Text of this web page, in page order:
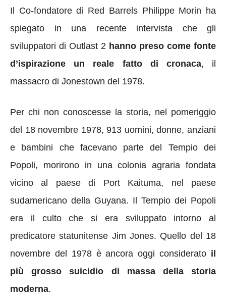
Il Co-fondatore di Red Barrels Philippe Morin ha
spiegato in una recente intervista che gli
sviluppatori di Outlast 2 hanno preso come fonte
d’ispirazione un reale fatto di cronaca, il
massacro di Jonestown del 1978.
Per chi non conoscesse la storia, nel pomeriggio
del 18 novembre 1978, 913 uomini, donne, anziani
e bambini che facevano parte del Tempio dei
Popoli, morirono in una colonia agraria fondata
vicino al paese di Port Kaituma, nel paese
sudamericano della Guyana. Il Tempio dei Popoli
era il culto che si era sviluppato intorno al
predicatore statunitense Jim Jones. Quello del 18
novembre del 1978 è ancora oggi considerato il
più grosso suicidio di massa della storia
moderna.